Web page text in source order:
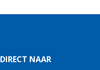
DIRECT NAAR